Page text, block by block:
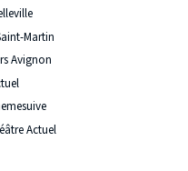
Martin
Avignon
Actuel